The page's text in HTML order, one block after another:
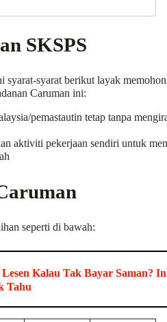
SKSPS
syarat-syarat berikut layak memohon
Caruman ini:
pemastautin tetap tanpa
aktiviti pekerjaan sendiri untuk
seperti di bawah:
Kalau Tak Bayar Saman?
Tahu